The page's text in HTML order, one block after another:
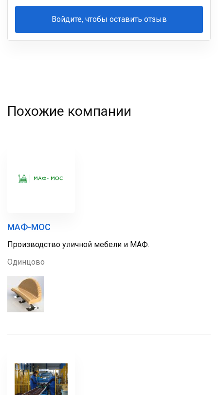
Войдите, чтобы оставить отзыв
Ваша
Похожие компании
МАФ-МОС
Производство уличной мебели и МАФ.
Одинцово